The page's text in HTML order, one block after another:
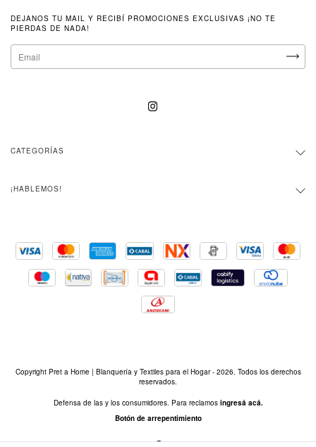
DEJANOS TU MAIL Y RECIBÍ PROMOCIONES EXCLUSIVAS ¡NO TE
PIERDAS DE NADA!
CATEGORÍAS
¡HABLEMOS!
Copyright Pret a Home | Blanquería y Textiles para el Hogar - 2026. Todos los derechos
reservados.
Defensa de las y los consumidores. Para reclamos ingresá acá.
Botón de arrepentimiento